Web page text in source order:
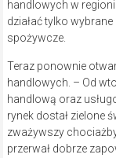
handlowych w
działać tylko
spożywcze.
Teraz ponownie
handlowych. – Od
handlową oraz
rynek dostał zielone
zważywszy
przerwał dobrze